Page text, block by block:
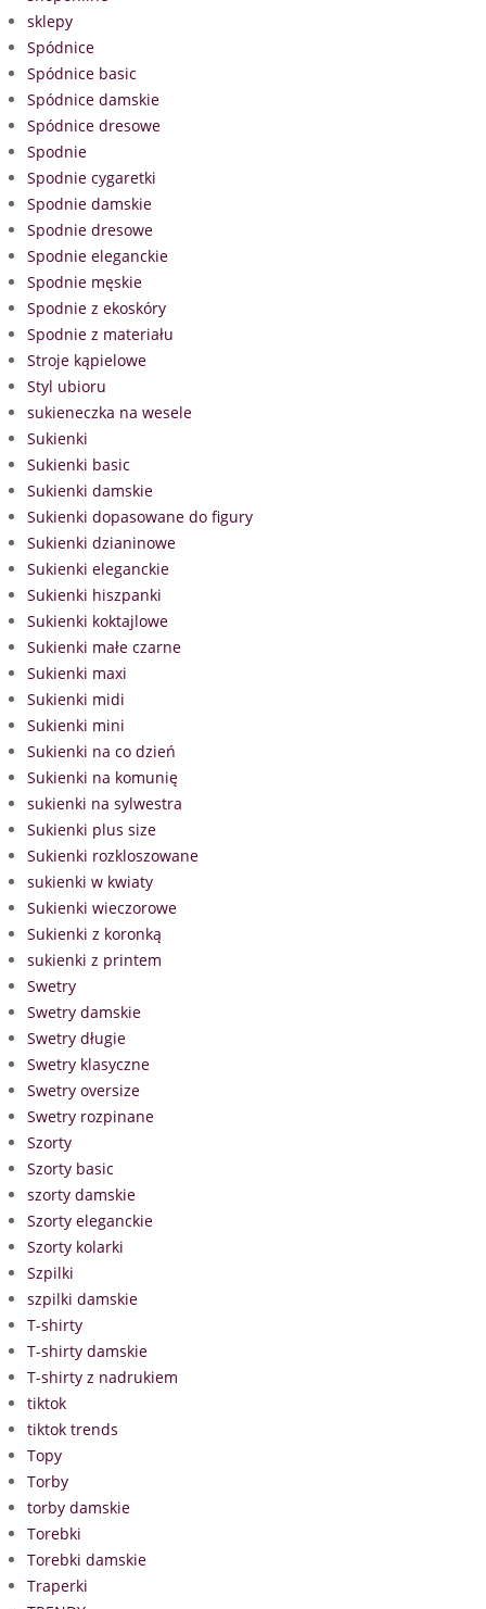
sklepy
Spódnice
Spódnice basic
Spódnice damskie
Spódnice dresowe
Spodnie
Spodnie cygaretki
Spodnie damskie
Spodnie dresowe
Spodnie eleganckie
Spodnie męskie
Spodnie z ekoskóry
Spodnie z materiału
Stroje kąpielowe
Styl ubioru
sukieneczka na wesele
Sukienki
Sukienki basic
Sukienki damskie
Sukienki dopasowane do figury
Sukienki dzianinowe
Sukienki eleganckie
Sukienki hiszpanki
Sukienki koktajlowe
Sukienki małe czarne
Sukienki maxi
Sukienki midi
Sukienki mini
Sukienki na co dzień
Sukienki na komunię
sukienki na sylwestra
Sukienki plus size
Sukienki rozkloszowane
sukienki w kwiaty
Sukienki wieczorowe
Sukienki z koronką
sukienki z printem
Swetry
Swetry damskie
Swetry długie
Swetry klasyczne
Swetry oversize
Swetry rozpinane
Szorty
Szorty basic
szorty damskie
Szorty eleganckie
Szorty kolarki
Szpilki
szpilki damskie
T-shirty
T-shirty damskie
T-shirty z nadrukiem
tiktok
tiktok trends
Topy
Torby
torby damskie
Torebki
Torebki damskie
Traperki